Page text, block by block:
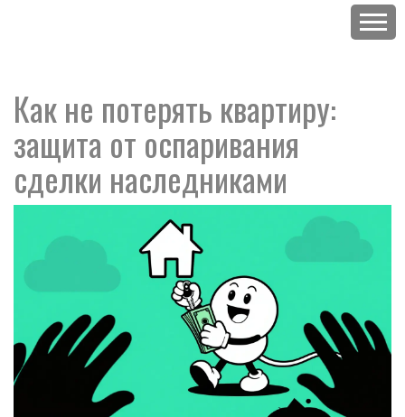
Как не потерять квартиру:
защита от оспаривания
сделки наследниками